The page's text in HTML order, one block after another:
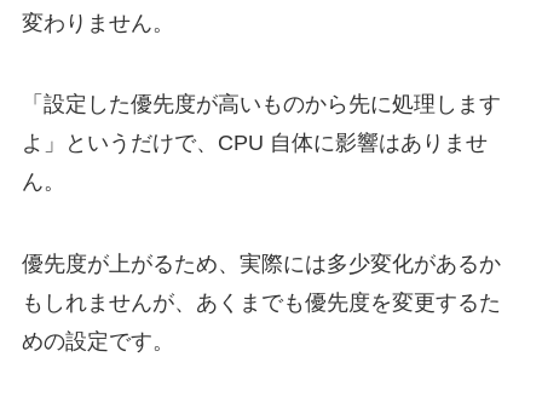
変わりません。
「設定した優先度が高いものから先に処理します
よ」というだけで、CPU 自体に影響はありませ
ん。
優先度が上がるため、実際には多少変化があるか
もしれませんが、あくまでも優先度を変更するた
めの設定です。